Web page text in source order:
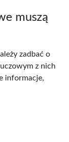
muszą
zadbać o
z nich
informacje,